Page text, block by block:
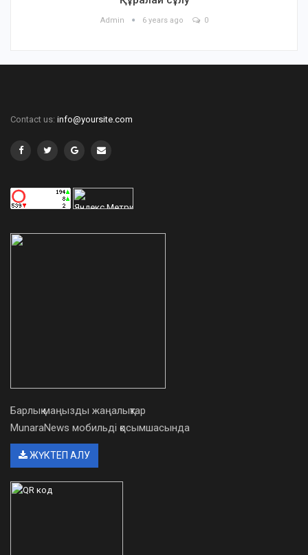
Admin 6 years ago 0
Contact us: info@yoursite.com
Барлық маңызды жаңалықтар
MunaraNews мобильді қосымшасында
ЖҮКТЕП АЛУ